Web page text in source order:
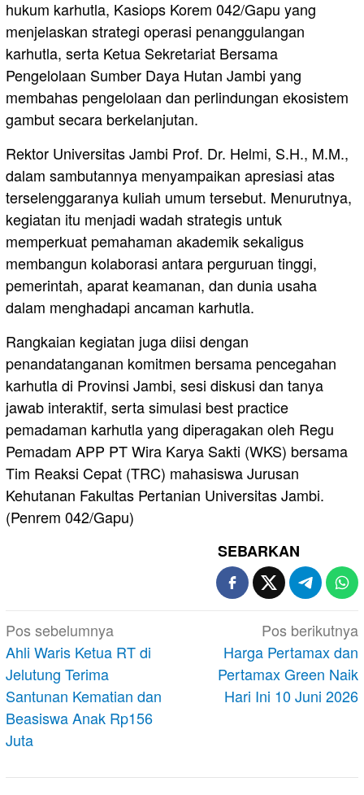
hukum karhutla, Kasiops Korem 042/Gapu yang
menjelaskan strategi operasi penanggulangan
karhutla, serta Ketua Sekretariat Bersama
Pengelolaan Sumber Daya Hutan Jambi yang
membahas pengelolaan dan perlindungan ekosistem
gambut secara berkelanjutan.
Rektor Universitas Jambi Prof. Dr. Helmi, S.H., M.M.,
dalam sambutannya menyampaikan apresiasi atas
terselenggaranya kuliah umum tersebut. Menurutnya,
kegiatan itu menjadi wadah strategis untuk
memperkuat pemahaman akademik sekaligus
membangun kolaborasi antara perguruan tinggi,
pemerintah, aparat keamanan, dan dunia usaha
dalam menghadapi ancaman karhutla.
Rangkaian kegiatan juga diisi dengan
penandatanganan komitmen bersama pencegahan
karhutla di Provinsi Jambi, sesi diskusi dan tanya
jawab interaktif, serta simulasi best practice
pemadaman karhutla yang diperagakan oleh Regu
Pemadam APP PT Wira Karya Sakti (WKS) bersama
Tim Reaksi Cepat (TRC) mahasiswa Jurusan
Kehutanan Fakultas Pertanian Universitas Jambi.
(Penrem 042/Gapu)
SEBARKAN
Navigasi
pos
Pos sebelumnya
Ahli Waris Ketua RT di
Jelutung Terima
Santunan Kematian dan
Beasiswa Anak Rp156
Juta
Pos berikutnya
Harga Pertamax dan
Pertamax Green Naik
Hari Ini 10 Juni 2026